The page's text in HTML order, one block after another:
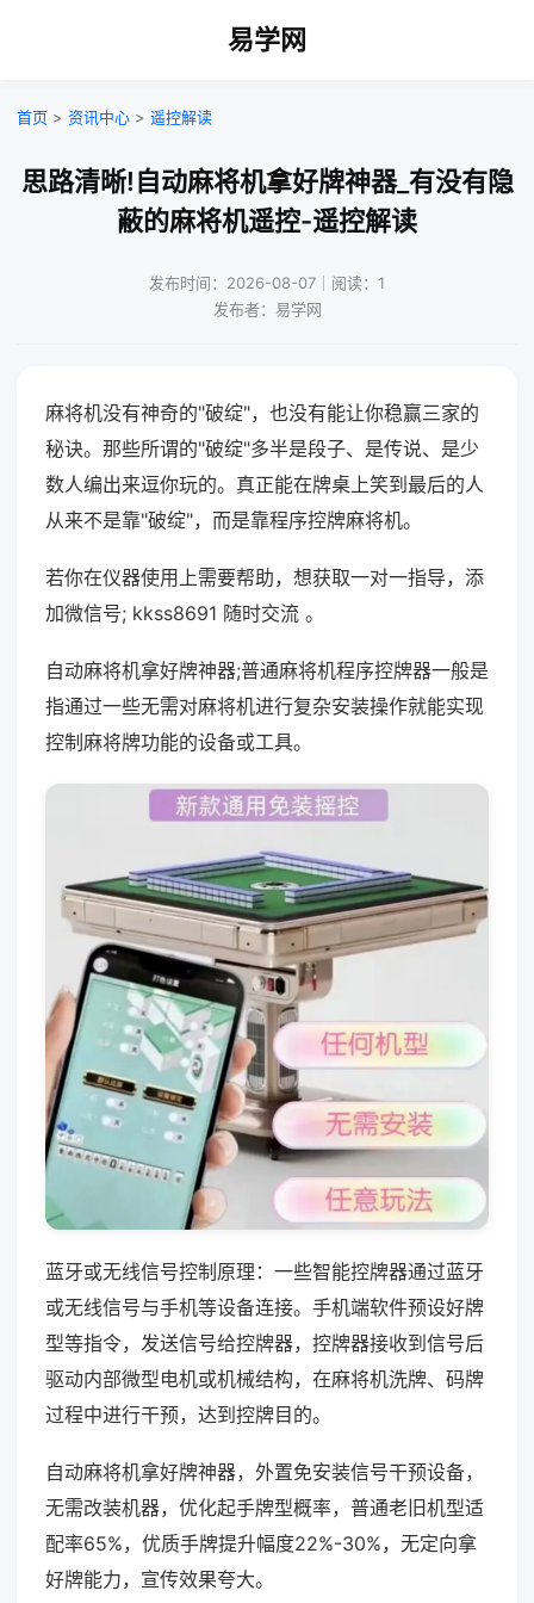
易学网
首页 > 资讯中心 > 遥控解读
思路清晰!自动麻将机拿好牌神器_有没有隐
蔽的麻将机遥控-遥控解读
发布时间：2026-08-07｜阅读：1
发布者：易学网
麻将机没有神奇的"破绽"，也没有能让你稳赢三家的
秘诀。那些所谓的"破绽"多半是段子、是传说、是少
数人编出来逗你玩的。真正能在牌桌上笑到最后的人
从来不是靠"破绽"，而是靠程序控牌麻将机。
若你在仪器使用上需要帮助，想获取一对一指导，添
加微信号; kkss8691 随时交流 。
自动麻将机拿好牌神器;普通麻将机程序控牌器一般是
指通过一些无需对麻将机进行复杂安装操作就能实现
控制麻将牌功能的设备或工具。
蓝牙或无线信号控制原理：一些智能控牌器通过蓝牙
或无线信号与手机等设备连接。手机端软件预设好牌
型等指令，发送信号给控牌器，控牌器接收到信号后
驱动内部微型电机或机械结构，在麻将机洗牌、码牌
过程中进行干预，达到控牌目的。
自动麻将机拿好牌神器，外置免安装信号干预设备，
无需改装机器，优化起手牌型概率，普通老旧机型适
配率65%，优质手牌提升幅度22%-30%，无定向拿
好牌能力，宣传效果夸大。